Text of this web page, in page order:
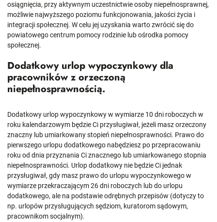
osiągnięcia, przy aktywnym uczestnictwie osoby niepełnosprawnej,
możliwie najwyższego poziomu funkcjonowania, jakości życia i
integracji społecznej. W celu jej uzyskania warto zwrócić się do
powiatowego centrum pomocy rodzinie lub ośrodka pomocy
społecznej.
Dodatkowy urlop wypoczynkowy dla
pracowników z orzeczoną
niepełnosprawnością.
Dodatkowy urlop wypoczynkowy w wymiarze 10 dni roboczych w
roku kalendarzowym będzie Ci przysługiwał, jeżeli masz orzeczony
znaczny lub umiarkowany stopień niepełnosprawności. Prawo do
pierwszego urlopu dodatkowego nabędziesz po przepracowaniu
roku od dnia przyznania Ci znacznego lub umiarkowanego stopnia
niepełnosprawności. Urlop dodatkowy nie będzie Ci jednak
przysługiwał, gdy masz prawo do urlopu wypoczynkowego w
wymiarze przekraczającym 26 dni roboczych lub do urlopu
dodatkowego, ale na podstawie odrębnych przepisów (dotyczy to
np. urlopów przysługujących sędziom, kuratorom sądowym,
pracownikom socjalnym).